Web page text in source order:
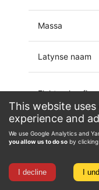
This website
experience and
We use Google Analytics and
you allow us to do so by
I decline I
Massa
Latynse naam
Oksidasie